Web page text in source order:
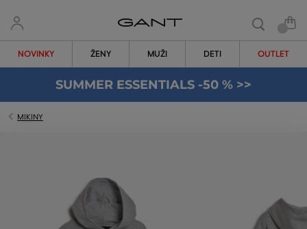
NOVINKY ŽENY MUŽI DETI OUTLET
SUMMER ESSENTIALS -50 % >>
MIKINY